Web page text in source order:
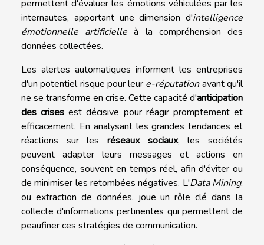
permettent d'évaluer les émotions véhiculées par les
internautes, apportant une dimension d'intelligence
émotionnelle artificielle à la compréhension des
données collectées.
Les alertes automatiques informent les entreprises
d'un potentiel risque pour leur e-réputationavant qu'il
ne se transforme en crise. Cette capacité d'anticipation
des crises est décisive pour réagir promptement et
efficacement. En analysant les grandes tendances et
réactions sur les réseaux sociaux, les sociétés
peuvent adapter leurs messages et actions en
conséquence, souvent en temps réel, afin d'éviter ou
de minimiser les retombées négatives. L'Data Mining,
ou extraction de données, joue un rôle clé dans la
collecte d'informations pertinentes qui permettent de
peaufiner ces stratégies de communication.